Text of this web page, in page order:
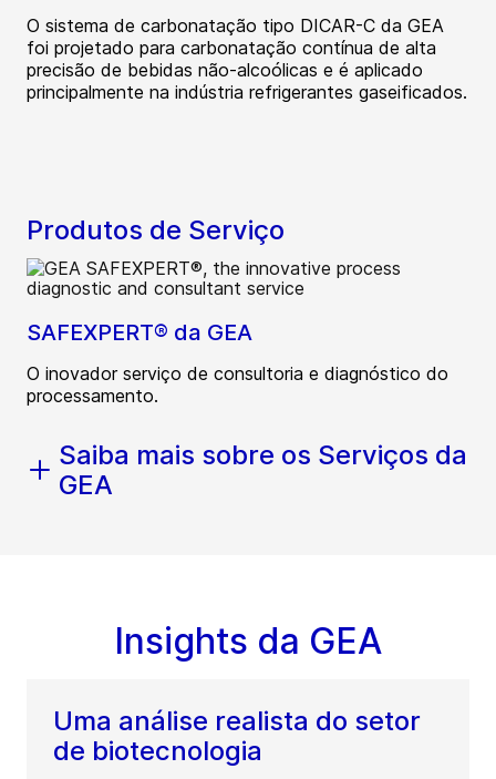
O sistema de carbonatação tipo DICAR-C da GEA
foi projetado para carbonatação contínua de alta
precisão de bebidas não-alcoólicas e é aplicado
principalmente na indústria refrigerantes gaseificados.
Produtos de Serviço
SAFEXPERT® da GEA
O inovador serviço de consultoria e diagnóstico do
processamento.
Saiba mais sobre os Serviços da
GEA
Insights da GEA
Uma análise realista do setor
de biotecnologia